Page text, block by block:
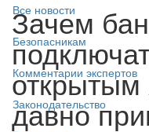
Все новости
Безопасникам
Комментарии экспертов
Законодательство
Зачем
давно